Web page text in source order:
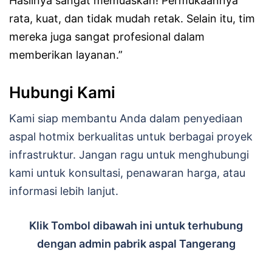
rata, kuat, dan tidak mudah retak. Selain itu, tim
mereka juga sangat profesional dalam
memberikan layanan.”
Hubungi Kami
Kami siap membantu Anda dalam penyediaan
aspal hotmix berkualitas untuk berbagai proyek
infrastruktur. Jangan ragu untuk menghubungi
kami untuk konsultasi, penawaran harga, atau
informasi lebih lanjut.
Klik Tombol dibawah ini untuk terhubung
dengan admin pabrik aspal Tangerang